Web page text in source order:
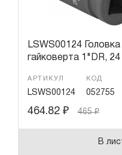
LSWS00124
гайковерта 1"DR,
АРТИКУЛ
LSWS00124
КОД
052755
464.82 ₽ 465₽
В